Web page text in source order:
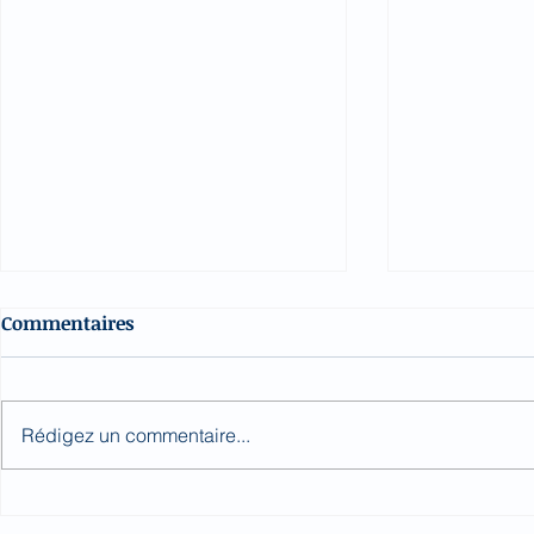
Quotidien 07/08/2026 Quotidien
Commentaires
Rédigez un commentaire...